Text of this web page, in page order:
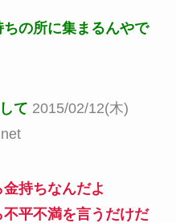
の所に集まるんやで
て 2015/02/12(木)
持ちなんだよ
平不満を言うだけだ